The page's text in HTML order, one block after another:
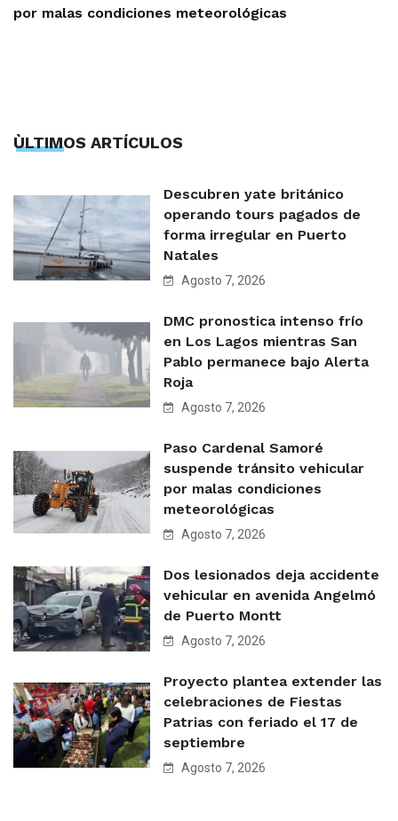
por malas condiciones meteorológicas
ÙLTIMOS ARTÍCULOS
Descubren yate británico
operando tours pagados de
forma irregular en Puerto
Natales
Agosto 7, 2026
DMC pronostica intenso frío
en Los Lagos mientras San
Pablo permanece bajo Alerta
Roja
Agosto 7, 2026
Paso Cardenal Samoré
suspende tránsito vehicular
por malas condiciones
meteorológicas
Agosto 7, 2026
Dos lesionados deja accidente
vehicular en avenida Angelmó
de Puerto Montt
Agosto 7, 2026
Proyecto plantea extender las
celebraciones de Fiestas
Patrias con feriado el 17 de
septiembre
Agosto 7, 2026